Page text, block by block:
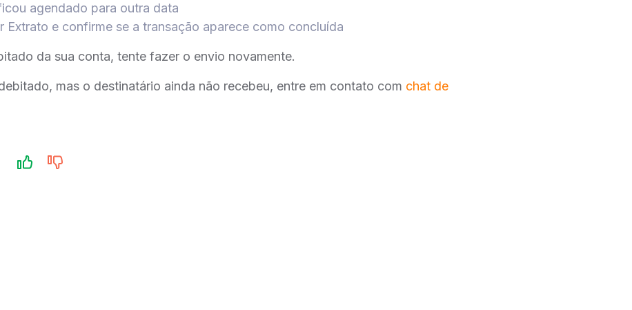
agendado para outra data
Extrato e confirme se a transação aparece como concluída
da sua conta, tente fazer o envio novamente.
mas o destinatário ainda não recebeu, entre em contato com chat de